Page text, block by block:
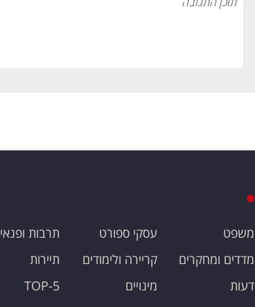
משפט
מדדים ומחקרים
דעות
עסקי ספורט
קריירה ולימודים
מינויים
תרבות ופנאי
תיירות
TOP-5